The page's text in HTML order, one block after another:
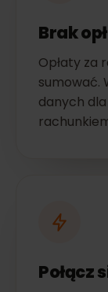
Brak
Opłaty za
sumować.
danych
Połącz